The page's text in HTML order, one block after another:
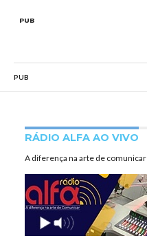
PUB
PUB
RÁDIO ALFA AO VIVO
A diferença na arte de comunicar